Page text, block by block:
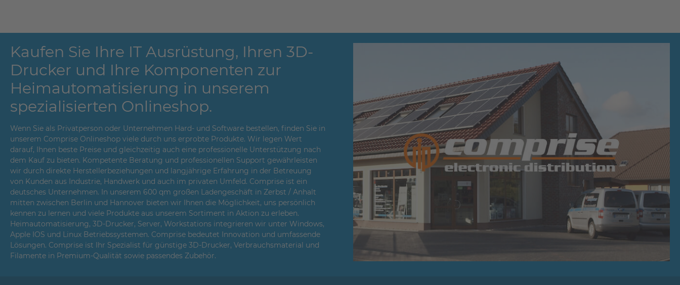
Kaufen Sie Ihre IT Ausrüstung, Ihren 3D-
Drucker und Ihre Komponenten zur
Heimautomatisierung in unserem
spezialisierten Onlineshop.
Wenn Sie als Privatperson oder Unternehmen Hard- und Software bestellen, finden Sie in
unserem Comprise Onlineshop viele durch uns erprobte Produkte. Wir legen Wert
darauf, Ihnen beste Preise und gleichzeitig auch eine professionelle Unterstützung nach
dem Kauf zu bieten. Kompetente Beratung und professionellen Support gewährleisten
wir durch direkte Herstellerbeziehungen und langjährige Erfahrung in der Betreuung
von Kunden aus Industrie, Handwerk und auch im privaten Umfeld. Comprise ist ein
deutsches Unternehmen. In unserem 600 qm großen Ladengeschäft in Zerbst / Anhalt
mitten zwischen Berlin und Hannover bieten wir Ihnen die Möglichkeit, uns persönlich
kennen zu lernen und viele Produkte aus unserem Sortiment in Aktion zu erleben.
Heimautomatisierung, 3D-Drucker, Server, Workstations integrieren wir unter Windows,
Apple IOS und Linux Betriebssystemen. Comprise bedeutet Innovation und umfassende
Lösungen. Comprise ist Ihr Spezialist für günstige 3D-Drucker, Verbrauchsmaterial und
Filamente in Premium-Qualität sowie passendes Zubehör.